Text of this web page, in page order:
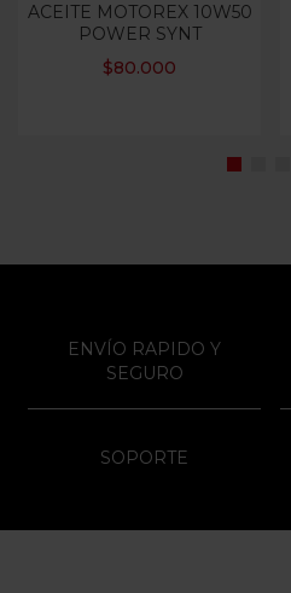
ACEITE MOTOREX 10W50
POWER SYNT
$80.000
ENVÍO RAPIDO Y
SEGURO
SOPORTE